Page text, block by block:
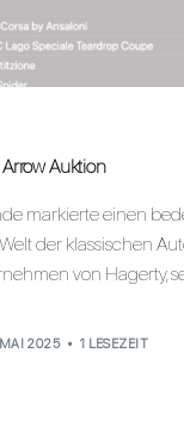
Arrow Auktion
markierte einen
der klassischen
von Hagerty,
2025 1 LESEZEIT